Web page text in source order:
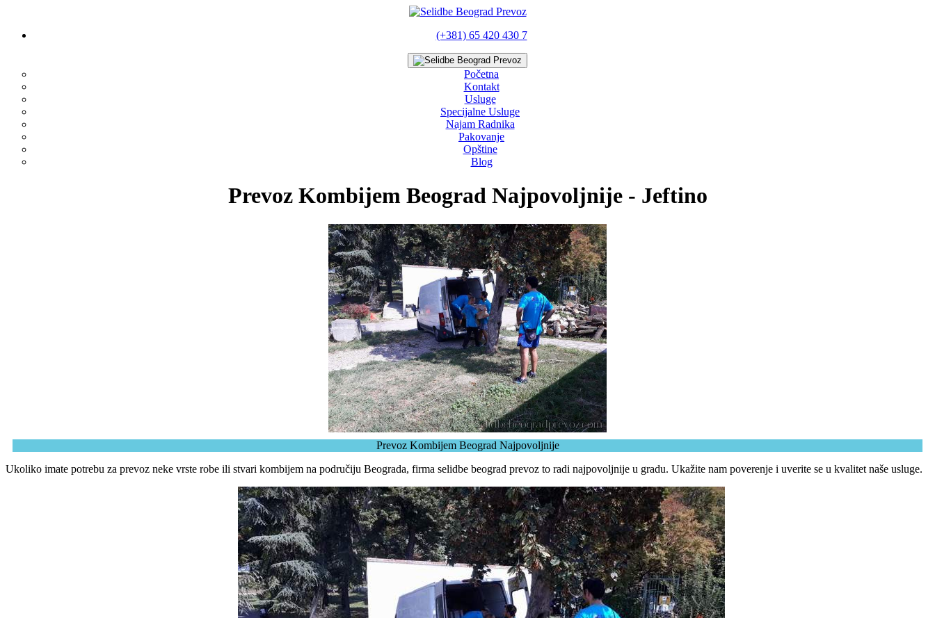
(+381) 65 420 430 7
Početna
Kontakt
Usluge
Specijalne Usluge
Najam Radnika
Pakovanje
Opštine
Blog
Prevoz Kombijem Beograd Najpovoljnije - Jeftino
Prevoz Kombijem Beograd Najpovoljnije
Ukoliko imate potrebu za prevoz neke vrste robe ili stvari kombijem na područiju Beograda, firma selidbe beograd prevoz to radi najpovoljnije u gradu. Ukažite nam poverenje i uverite se u kvalitet naše usluge.